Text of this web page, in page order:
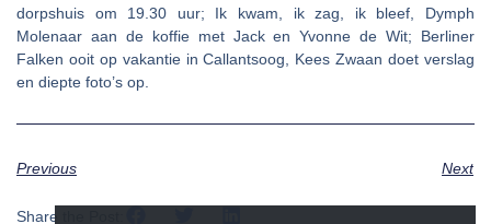
dorpshuis om 19.30 uur; Ik kwam, ik zag, ik bleef , Dymph
Molenaar aan de koffie met Jack en Yvonne de Wit; Berliner
Falken ooit op vakantie in Callantsoog, Kees Zwaan doet verslag
en diepte foto’s op.
Previous Next
Share the Post: